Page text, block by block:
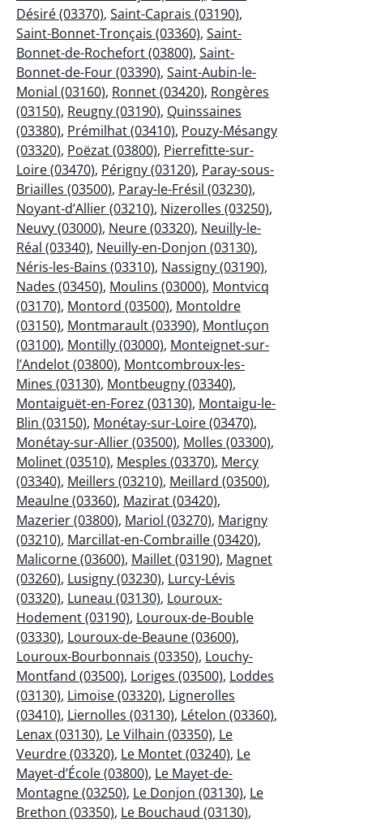
Désiré (03370), Saint-Caprais (03190),
Saint-Bonnet-Tronçais (03360), Saint-
Bonnet-de-Rochefort (03800), Saint-
Bonnet-de-Four (03390), Saint-Aubin-le-
Monial (03160), Ronnet (03420), Rongères
(03150), Reugny (03190), Quinssaines
(03380), Prémilhat (03410), Pouzy-Mésangy
(03320), Poëzat (03800), Pierrefitte-sur-
Loire (03470), Périgny (03120), Paray-sous-
Briailles (03500), Paray-le-Frésil (03230),
Noyant-d’Allier (03210), Nizerolles (03250),
Neuvy (03000), Neure (03320), Neuilly-le-
Réal (03340), Neuilly-en-Donjon (03130),
Néris-les-Bains (03310), Nassigny (03190),
Nades (03450), Moulins (03000), Montvicq
(03170), Montord (03500), Montoldre
(03150), Montmarault (03390), Montluçon
(03100), Montilly (03000), Monteignet-sur-
l’Andelot (03800), Montcombroux-les-
Mines (03130), Montbeugny (03340),
Montaiguët-en-Forez (03130), Montaigu-le-
Blin (03150), Monétay-sur-Loire (03470),
Monétay-sur-Allier (03500), Molles (03300),
Molinet (03510), Mesples (03370), Mercy
(03340), Meillers (03210), Meillard (03500),
Meaulne (03360), Mazirat (03420),
Mazerier (03800), Mariol (03270), Marigny
(03210), Marcillat-en-Combraille (03420),
Malicorne (03600), Maillet (03190), Magnet
(03260), Lusigny (03230), Lurcy-Lévis
(03320), Luneau (03130), Louroux-
Hodement (03190), Louroux-de-Bouble
(03330), Louroux-de-Beaune (03600),
Louroux-Bourbonnais (03350), Louchy-
Montfand (03500), Loriges (03500), Loddes
(03130), Limoise (03320), Lignerolles
(03410), Liernolles (03130), Lételon (03360),
Lenax (03130), Le Vilhain (03350), Le
Veurdre (03320), Le Montet (03240), Le
Mayet-d’École (03800), Le Mayet-de-
Montagne (03250), Le Donjon (03130), Le
Brethon (03350), Le Bouchaud (03130),